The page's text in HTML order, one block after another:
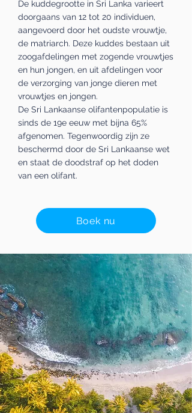
De kuddegrootte in Sri Lanka varieert
doorgaans van 12 tot 20 individuen,
aangevoerd door het oudste vrouwtje,
de matriarch. Deze kuddes bestaan uit
zoogafdelingen met zogende vrouwtjes
en hun jongen, en uit afdelingen voor
de verzorging van jonge dieren met
vrouwtjes en jongen.
De Sri Lankaanse olifantenpopulatie is
sinds de 19e eeuw met bijna 65%
afgenomen. Tegenwoordig zijn ze
beschermd door de Sri Lankaanse wet
en staat de doodstraf op het doden
van een olifant.
Boek nu